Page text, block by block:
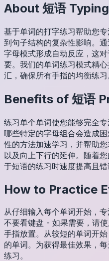
About 短语
基于单词的打字练习帮助您
到句子结构的复杂性影响。
字母模式形成自动反应，这
要。我们的单词练习模式精
汇，确保所有手指的均衡练习
Benefits of 短语
练习单个单词使您能够完全
哪些特定的字母组合会造成
性的方法加速学习，并帮助
以及向上下行的延伸。随着
于短语的练习时速度提高且错
How to Practice
从仔细输入每个单词开始，
不要看键盘 - 如果需要，请
手指放置。从较短的单词开
的单词。为获得最佳效果，
练习。